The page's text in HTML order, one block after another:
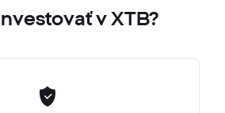
v XTB?